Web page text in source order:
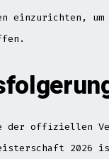
einzurichten,
der offiziellen
2026